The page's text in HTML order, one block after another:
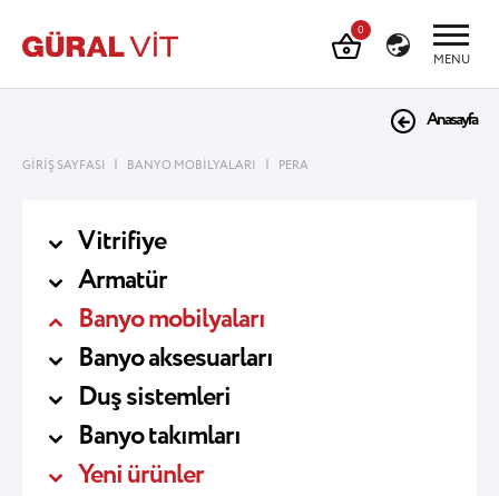
MENU
0
GİRİŞ SAYFASI | BANYO MOBİLYALARI | PERA
Anasayfa
Vitrifiye
Armatür
Banyo mobilyaları
Banyo aksesuarları
Duş sistemleri
Banyo takımları
Yeni ürünler